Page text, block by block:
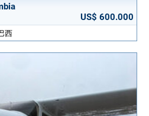
US$ 600.000
西